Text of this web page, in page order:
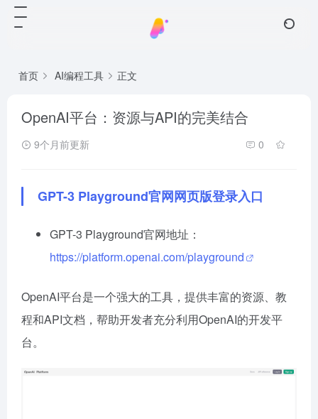
首页 AI编程工具 正文
OpenAI平台：资源与API的完美结合
9个月前更新 0
GPT-3 Playground官网网页版登录入口
GPT-3 Playground官网地址：
https://platform.openai.com/playground
OpenAI平台是一个强大的工具，提供丰富的资源、教
程和API文档，帮助开发者充分利用OpenAI的开发平
台。